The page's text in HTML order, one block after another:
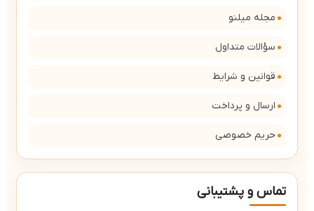
مجله میلنو
سؤالات متداول
قوانین و شرایط
ارسال و پرداخت
حریم خصوصی
تماس و پشتیبانی